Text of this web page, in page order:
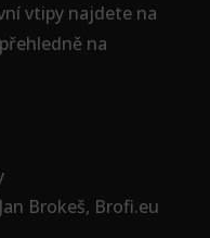
vtipy najdete na
na
Brokeš, Brofi.eu